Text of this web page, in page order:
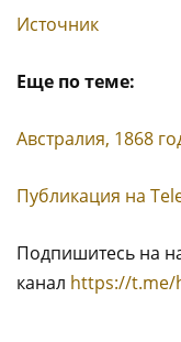
Источник
Еще по теме:
Австралия, 1868
Публикация на
Подпишитесь на
канал https://t.me/